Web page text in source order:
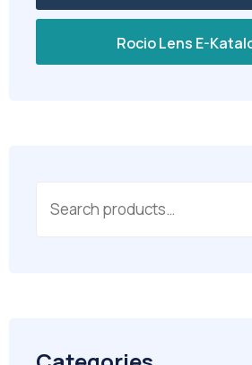
Rocio Lens E-